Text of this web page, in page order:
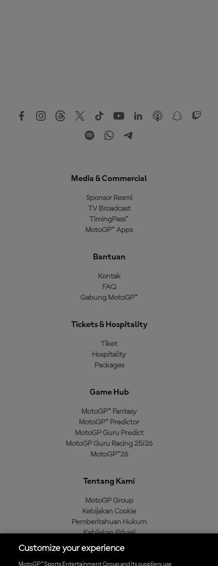
Media & Commercial
Sponsor Resmi
TV Broadcast
TimingPass™
MotoGP™ Apps
Bantuan
Kontak
FAQ
Gabung MotoGP™
Tickets & Hospitality
Tiket
Hospitality
Packages
Game Hub
MotoGP™ Fantasy
MotoGP™ Predictor
MotoGP Guru Predict
MotoGP Guru Racing 25/26
MotoGP™26
Tentang Kami
MotoGP Group
Kebijakan Cookie
Pemberitahuan Hukum
Kebijakan Privasi
Kebijakan Pembelian
Customize your experience
MotoGP™ Sports Entertainment Group and its suppliers use